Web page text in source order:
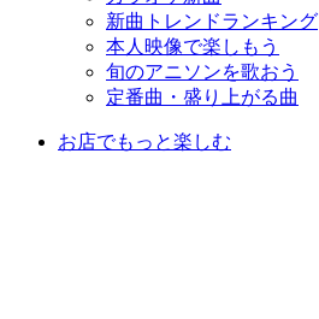
新曲トレンドランキング
本人映像で楽しもう
旬のアニソンを歌おう
定番曲・盛り上がる曲
お店でもっと楽しむ